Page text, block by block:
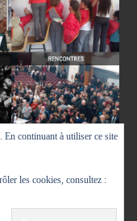
En continuant à utiliser ce site
les cookies, consultez :